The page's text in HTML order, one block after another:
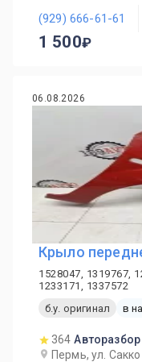
(929) 666-61-61
1 500
06.08.2026
Крыло
1528047, 1319767,
1233171, 1337572
б.у. оригинал
в
364
Пермь, ул.